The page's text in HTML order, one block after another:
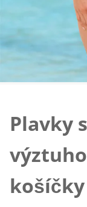
Plavky
košíčky